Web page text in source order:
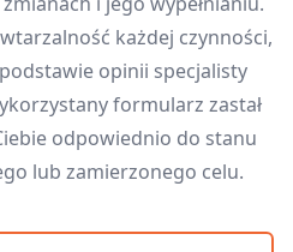
każdej czynności,
opinii specjalisty
formularz zastał
odpowiednio do stanu
lub zamierzonego celu.